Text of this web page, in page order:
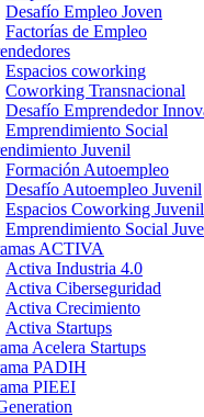
Desafío Empleo Joven
Factorías de Empleo
Espacios coworking
Coworking Transnacional
Desafío Emprendedor
Emprendimiento Social
Juvenil
Formación Autoempleo
Desafío Autoempleo Juvenil
Espacios Coworking Juvenil
Emprendimiento Social
ACTIVA
Activa Industria 4.0
Activa Ciberseguridad
Activa Crecimiento
Activa Startups
Acelera Startups
PADIH
PIEEI